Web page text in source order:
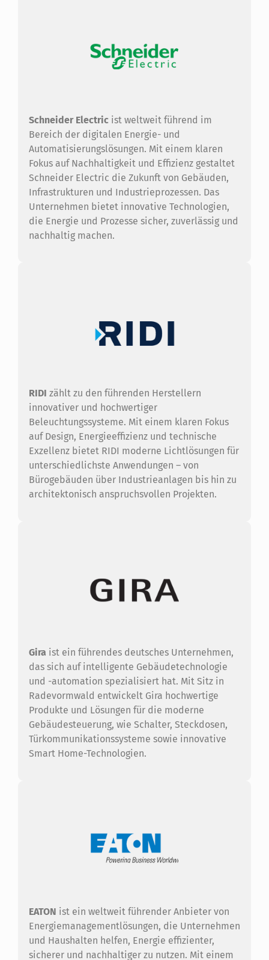
Schneider Electric ist weltweit führend im
Bereich der digitalen Energie- und
Automatisierungslösungen. Mit einem klaren
Fokus auf Nachhaltigkeit und Effizienz gestaltet
Schneider Electric die Zukunft von Gebäuden,
Infrastrukturen und Industrieprozessen. Das
Unternehmen bietet innovative Technologien,
die Energie und Prozesse sicher, zuverlässig und
nachhaltig machen.
RIDI zählt zu den führenden Herstellern
innovativer und hochwertiger
Beleuchtungssysteme. Mit einem klaren Fokus
auf Design, Energieeffizienz und technische
Exzellenz bietet RIDI moderne Lichtlösungen für
unterschiedlichste Anwendungen – von
Bürogebäuden über Industrieanlagen bis hin zu
architektonisch anspruchsvollen Projekten.
Gira ist ein führendes deutsches Unternehmen,
das sich auf intelligente Gebäudetechnologie
und -automation spezialisiert hat. Mit Sitz in
Radevormwald entwickelt Gira hochwertige
Produkte und Lösungen für die moderne
Gebäudesteuerung, wie Schalter, Steckdosen,
Türkommunikationssysteme sowie innovative
Smart Home-Technologien.
EATON ist ein weltweit führender Anbieter von
Energiemanagementlösungen, die Unternehmen
und Haushalten helfen, Energie effizienter,
sicherer und nachhaltiger zu nutzen. Mit einem